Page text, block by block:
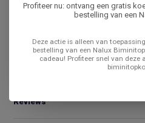
Reviews
Profiteer nu: ontvang een gratis
bestelling van een
Deze actie is alleen van
bestelling van een Nalux
cadeau! Profiteer snel van deze